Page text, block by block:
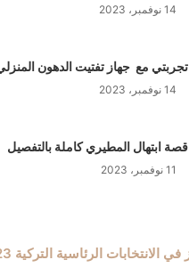
14 نوفمبر، 2023
تجربتي مع جهاز تفتيت الدهون
14 نوفمبر، 2023
قصة ابتهال المطيري كاملة بالتفصيل
11 نوفمبر، 2023